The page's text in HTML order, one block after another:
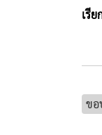
เรี
ขอ